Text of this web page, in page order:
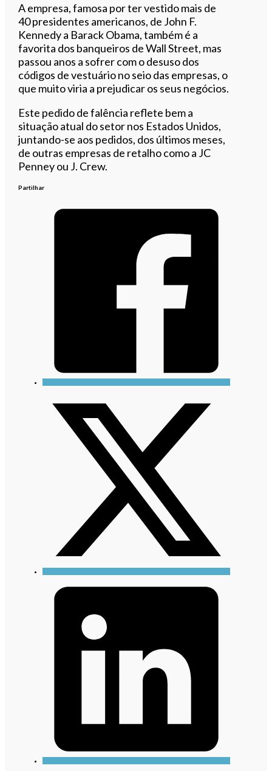
A empresa, famosa por ter vestido mais de
40 presidentes americanos, de John F.
Kennedy a Barack Obama, também é a
favorita dos banqueiros de Wall Street, mas
passou anos a sofrer com o desuso dos
códigos de vestuário no seio das empresas, o
que muito viria a prejudicar os seus negócios.
Este pedido de falência reflete bem a
situação atual do setor nos Estados Unidos,
juntando-se aos pedidos, dos últimos meses,
de outras empresas de retalho como a JC
Penney ou J. Crew.
Partilhar